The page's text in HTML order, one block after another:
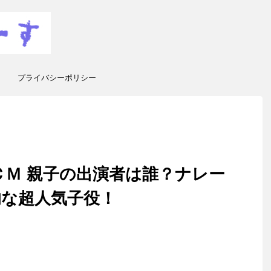
プライバシーポリシー
親子の出演者は誰？ナレー
超人気子役！